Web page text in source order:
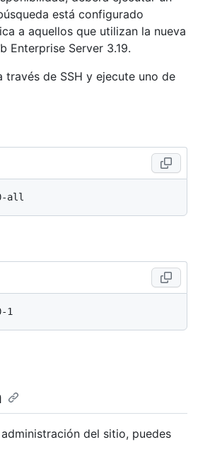
está configurado
a aquellos que utilizan la nueva
Enterprise Server 3.19.
de SSH y ejecute uno de
del sitio, puedes